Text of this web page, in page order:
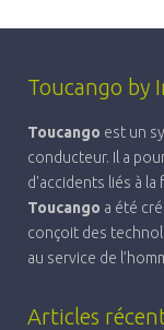
Toucango by
Toucango est un
conducteur. Il a
d'accidents liés à la
Toucango a été
conçoit des
au service de
Articles